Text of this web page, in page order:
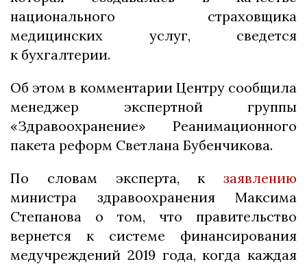
национального страховщика
медицинских услуг, сведется
к бухгалтерии.
Об этом в комментарии Центру сообщила
менеджер экспертной группы
«Здравоохранение» Реанимационного
пакета реформ Светлана Бубенчикова.
По словам эксперта, к заявлению
министра здравоохранения Максима
Степанова о том, что правительство
вернется к системе финансирования
медучреждений 2019 года, когда каждая